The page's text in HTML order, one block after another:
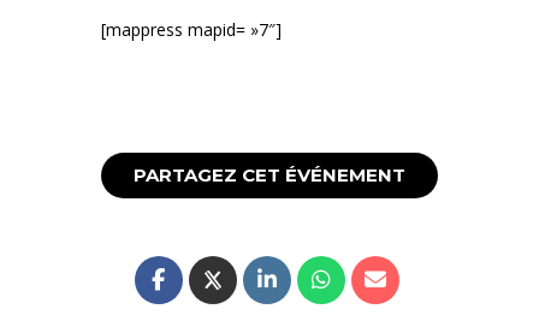
[mappress mapid= »7″]
PARTAGEZ CET ÉVÉNEMENT